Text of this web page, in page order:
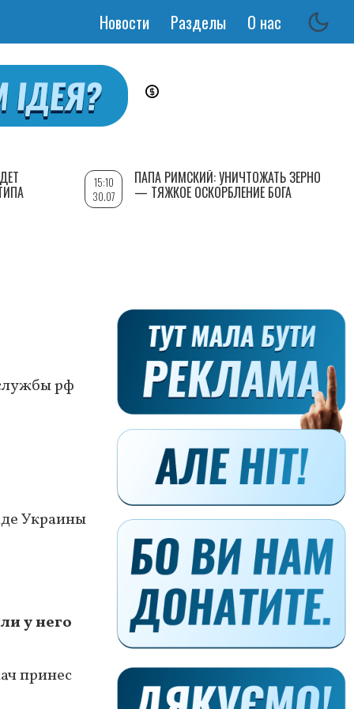
Основная
Новости Разделы О нас
рф
Украины
у него
принес
15:10
30.07
ПАПА РИМСКИЙ: УНИЧТОЖАТЬ ЗЕРНО
— ТЯЖКОЕ ОСКОРБЛЕНИЕ БОГА